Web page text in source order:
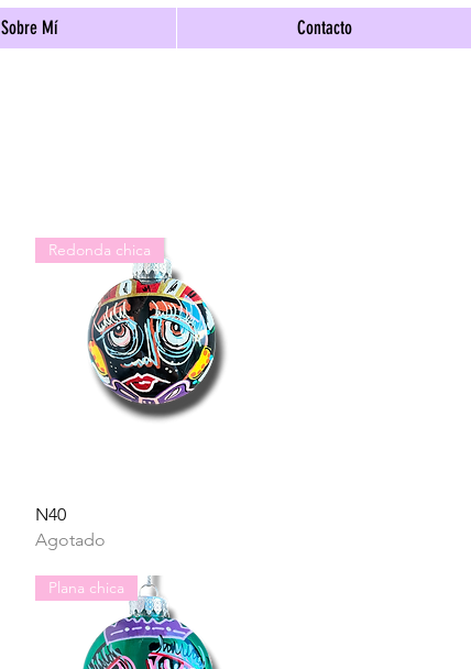
Sobre Mí Contacto
Redonda chica
N40
Agotado
Plana chica